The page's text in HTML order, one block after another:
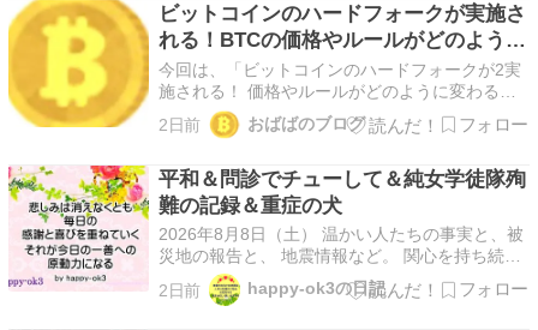
記事があった。81年前の事で、今日なら、「そ
れなら学校を休…
ビットコインのハードフォークが実施さ
れる！BTCの価格やルールがどのように
変わるのか？
今回は、「ビットコインのハードフォークが2実
施される！ 価格やルールがどのように変わるの
か？」についてです。 本日、おばばがビットコ
インを運用している暗号資産取引所、GMOコイ
goodweatherx.hatenablog.com その概要は、
次…
2日前 おばばのブログ
平和＆問診でチューして＆純女学徒隊殉
難の記録＆重症の犬
2026年8月8日（土） 温かい人たちの事実と、被
災地の報告と、 地震情報など。 関心を持ち続
け、支援をと願います。 このブログでは、お金
は発生しません。 「平和は、私たちの心と行動
2日前 happy-ok3の日記